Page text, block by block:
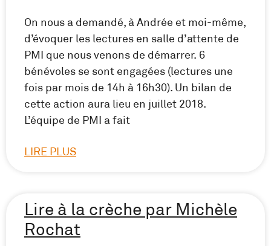
On nous a demandé, à Andrée et moi-même,
d’évoquer les lectures en salle d’attente de
PMI que nous venons de démarrer. 6
bénévoles se sont engagées (lectures une
fois par mois de 14h à 16h30). Un bilan de
cette action aura lieu en juillet 2018.
L’équipe de PMI a fait
LIRE PLUS
Lire à la crèche par Michèle
Rochat